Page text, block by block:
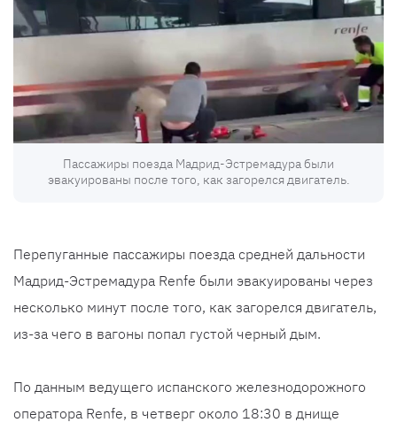
Пассажиры поезда Мадрид-Эстремадура были
эвакуированы после того, как загорелся двигатель.
Перепуганные пассажиры поезда средней дальности
Мадрид-Эстремадура Renfe были эвакуированы через
несколько минут после того, как загорелся двигатель,
из-за чего в вагоны попал густой черный дым.
По данным ведущего испанского железнодорожного
оператора Renfe, в четверг около 18:30 в днище